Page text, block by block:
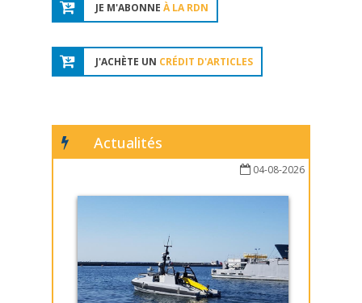
JE M'ABONNE À LA RDN
J'ACHÈTE UN CRÉDIT D'ARTICLES
Actualités
04-08-2026